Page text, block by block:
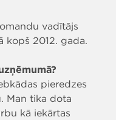
vadītājs
kopš 2012. gada.
pieredzes
Man tika dota
kā iekārtas